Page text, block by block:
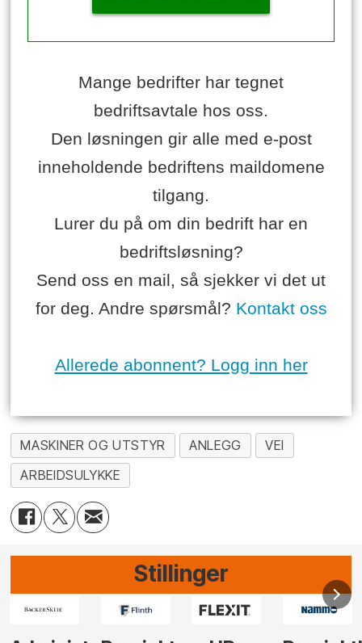
Mange bedrifter har tegnet
bedriftsavtale hos oss.
Den løsningen gir alle med e-post
inneholdende bedriftens maildomene
tilgang.
Lurer du på om din bedrift har en
bedriftsløsning?
Send oss en mail, så sjekker vi det ut
for deg. Andre spørsmål? Kontakt oss
Allerede abonnent? Logg inn her
MASKINER OG UTSTYR ANLEGG
VEI
ARBEIDSULYKKE
Stillinger